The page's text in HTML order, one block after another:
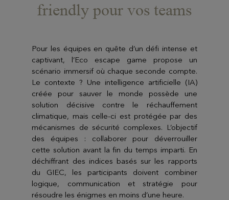
friendly pour vos teams
Pour les équipes en quête d’un défi intense et
captivant, l’Eco escape game propose un
scénario immersif où chaque seconde compte.
Le contexte ? Une intelligence artificielle (IA)
créée pour sauver le monde possède une
solution décisive contre le réchauffement
climatique, mais celle-ci est protégée par des
mécanismes de sécurité complexes. L’objectif
des équipes : collaborer pour déverrouiller
cette solution avant la fin du temps imparti. En
déchiffrant des indices basés sur les rapports
du GIEC, les participants doivent combiner
logique, communication et stratégie pour
résoudre les énigmes en moins d’une heure.